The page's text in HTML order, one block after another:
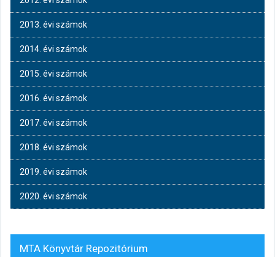
2013. évi számok
2014. évi számok
2015. évi számok
2016. évi számok
2017. évi számok
2018. évi számok
2019. évi számok
2020. évi számok
MTA Könyvtár Repozitórium